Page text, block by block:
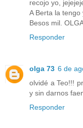
recojo yo,
A Berta la tengo
Besos mil.
Responder
olga 73 6 de
olvidé a Teo!!!
y sin darnos
Responder